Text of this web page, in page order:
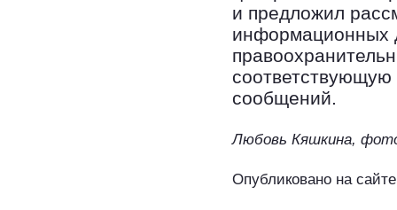
и предложил
информационных
сообщений.
Любовь Кяшкина,
Опубликовано на